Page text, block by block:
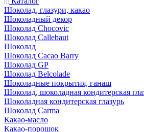
Шоколад, глазури, какао
Шоколадный декор
Шоколад Chocovic
Шоколад Callebaut
Шоколад
Шоколад Cacao Barry
Шоколад GP
Шоколад Belcolade
Шоколадные покрытия, ганаш
Шоколад, шоколадная кондитерская
Шоколадная кондитерская глазурь
Шоколад Carma
Какао-масло
Какао-порошок